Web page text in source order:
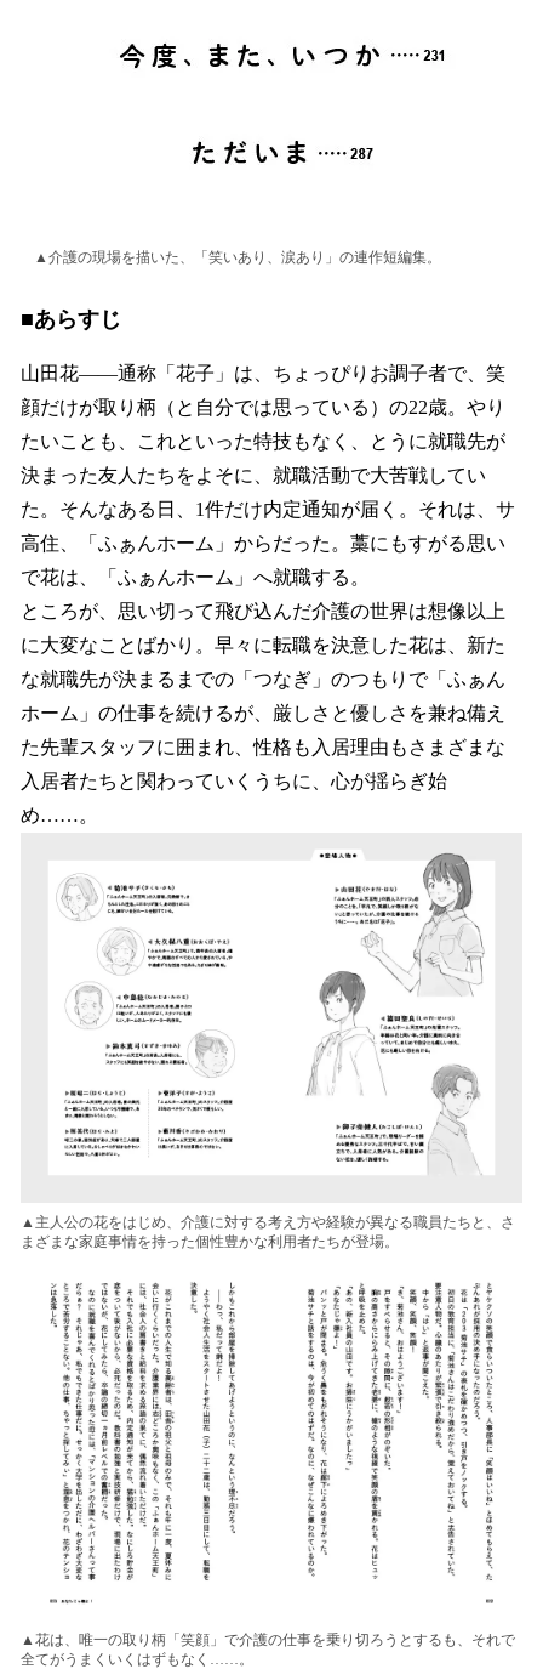
▲介護の現場を描いた、「笑いあり、涙あり」の連作短編集。
■あらすじ
山田花――通称「花子」は、ちょっぴりお調子者で、笑
顔だけが取り柄（と自分では思っている）の22歳。やり
たいことも、これといった特技もなく、とうに就職先が
決まった友人たちをよそに、就職活動で大苦戦してい
た。そんなある日、1件だけ内定通知が届く。それは、サ
高住、「ふぁんホーム」からだった。藁にもすがる思い
で花は、「ふぁんホーム」へ就職する。
ところが、思い切って飛び込んだ介護の世界は想像以上
に大変なことばかり。早々に転職を決意した花は、新た
な就職先が決まるまでの「つなぎ」のつもりで「ふぁん
ホーム」の仕事を続けるが、厳しさと優しさを兼ね備え
た先輩スタッフに囲まれ、性格も入居理由もさまざまな
入居者たちと関わっていくうちに、心が揺らぎ始
め……。
▲主人公の花をはじめ、介護に対する考え方や経験が異なる職員たちと、さ
まざまな家庭事情を持った個性豊かな利用者たちが登場。
▲花は、唯一の取り柄「笑顔」で介護の仕事を乗り切ろうとするも、それで
全てがうまくいくはずもなく……。